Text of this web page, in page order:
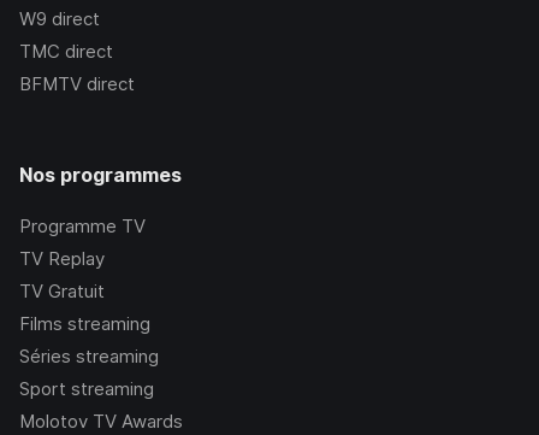
W9 direct
TMC direct
BFMTV direct
Nos programmes
Programme TV
TV Replay
TV Gratuit
Films streaming
Séries streaming
Sport streaming
Molotov TV Awards